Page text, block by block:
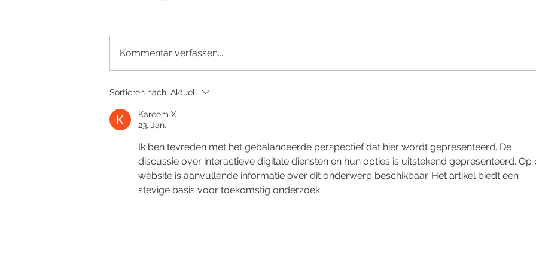
Ausgangsrechnung in
für Schritt📋
Kommentar verfassen...
Sortieren nach: Aktuell
Kareem X
23. Jan.
Ik ben tevreden met het gebalanceerde perspectief dat hier wordt gepresenteerd. De
discussie over interactieve digitale diensten en hun opties is uitstekend gepresenteerd. Op
website is aanvullende informatie over dit onderwerp beschikbaar. Het artikel biedt een
stevige basis voor toekomstig onderzoek.